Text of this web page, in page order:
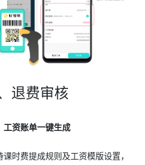
退费审核
工资账单一键生成
时费提成规则及工资模版设置，